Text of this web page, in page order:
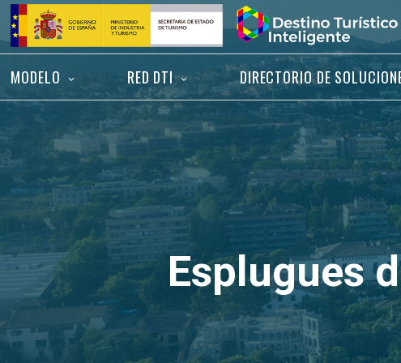
Saltar
contenido
Inicio
MODELO RED DTI DIRECTORIO DE
Esplugues